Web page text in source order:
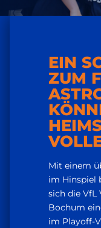
EIN
ZUM
Mit einem
im Hinspiel
sich die VfL
Bochum
im Playoff-